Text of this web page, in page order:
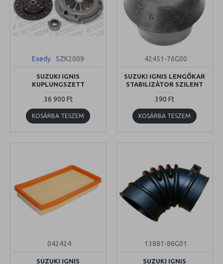
Exedy SZK2009
SUZUKI IGNIS
KUPLUNGSZETT
36 900 Ft
KOSÁRBA TESZEM
42451-76G00
SUZUKI IGNIS LENGŐKAR
STABILIZÁTOR SZILENT
390 Ft
KOSÁRBA TESZEM
042424
SUZUKI IGNIS
13881-86G01
SUZUKI IGNIS